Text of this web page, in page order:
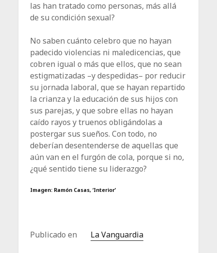
las han tratado como personas, más allá
de su condición sexual?
No saben cuánto celebro que no hayan
padecido violencias ni maledicencias, que
cobren igual o más que ellos, que no sean
estigmatizadas –y despe­didas– por reducir
su jornada laboral, que se hayan repartido
la crianza y la educación de sus hijos con
sus parejas, y que sobre ellas no hayan
caído rayos y truenos obligándolas a
postergar sus sueños. Con todo, no
deberían desentenderse de aquellas que
aún van en el furgón de cola, porque si no,
¿qué sentido tiene su liderazgo?
Imagen: Ramón Casas, ‘Interior’
Publicado en La Vanguardia